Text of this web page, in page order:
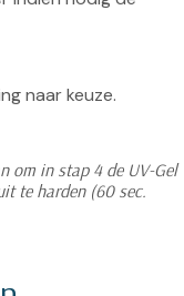
naar keuze.
om in stap 4 de UV-Gel
te harden (60 sec.